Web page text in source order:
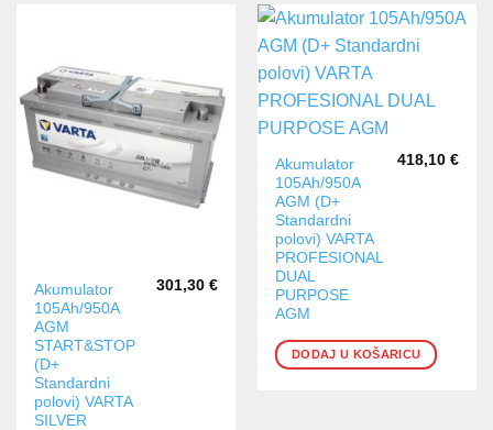
Akumulator
105Ah/950A
AGM
START&STOP
(D+
Standardni
polovi) VARTA
SILVER
301,30 €
Akumulator
105Ah/950A
AGM (D+
Standardni
polovi) VARTA
PROFESIONAL
DUAL
PURPOSE
AGM
418,10 €
DODAJ U KOŠARICU